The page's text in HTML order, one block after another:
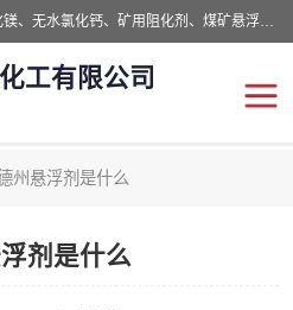
山东贝格曼化工有限公司主营：氯化镁、无水氯化钙、矿用阻化剂、煤矿悬浮剂、道路抑尘剂、氢氧化镁，防灭火剂等，公司位于山东省潍坊市滨海经济开发区,是专业从事对各种精细化工集研究、开发、制造于一体的现代化大型跨境化工企业，公司本着诚信经营、给每一位客户提供专业服务。
工有限公司
州悬浮剂是什么
剂是什么
氯化钙